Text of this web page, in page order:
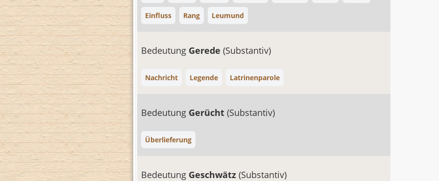
Einfluss Rang Leumund
Bedeutung Gerede (Substantiv)
Nachricht Legende Latrinenparole
Bedeutung Gerücht (Substantiv)
Überlieferung
Bedeutung Geschwätz (Substantiv)